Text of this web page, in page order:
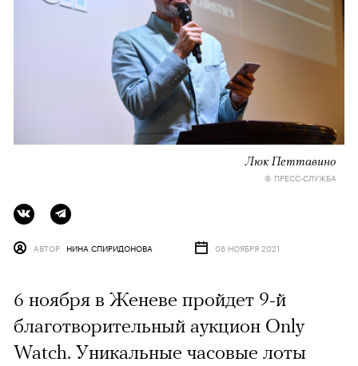
Люк Петтавино
© ПРЕСС-СЛУЖБА
АВТОР НИНА СПИРИДОНОВА 06 НОЯБРЯ 2021
6 ноября в Женеве пройдет 9-й
благотворительный аукцион Only
Watch. Уникальные часовые лоты